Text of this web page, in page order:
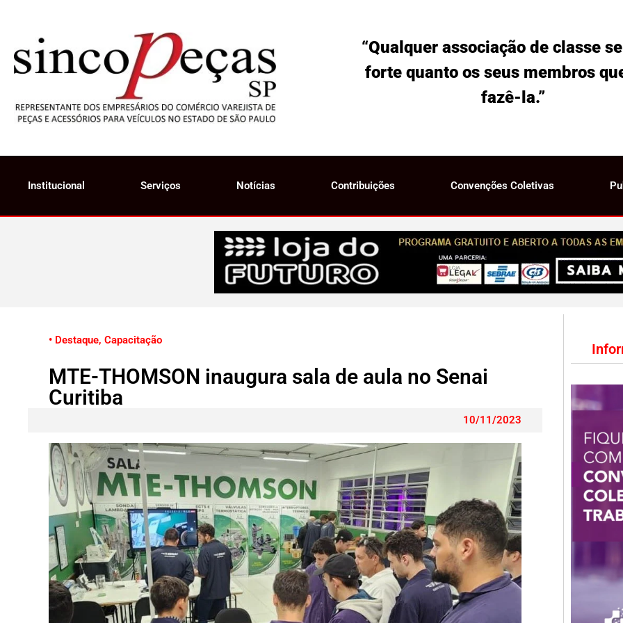
“Qualquer associação de classe
forte quanto os seus membros
fazê-la.”
Institucional Serviços Notícias Contribuições Convenções Coletivas
• Destaque, Capacitação
MTE-THOMSON inaugura sala de aula no Senai
Curitiba
10/11/2023